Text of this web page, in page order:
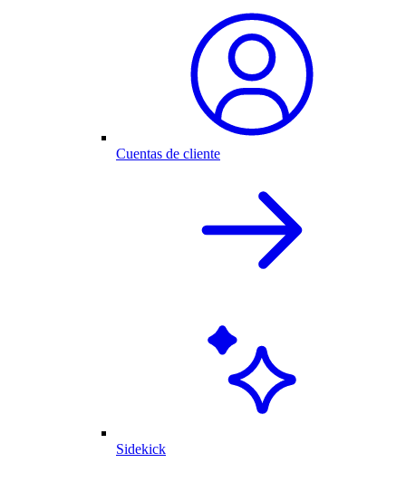
Cuentas de cliente
Sidekick